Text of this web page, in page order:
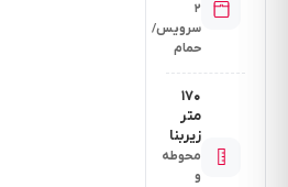
۲
سرویس/
حمام
۱۷۰
متر
زیربنا
محوطه
و